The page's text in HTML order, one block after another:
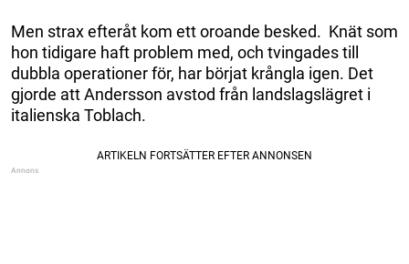
Men strax efteråt kom ett oroande besked. Knät som
hon tidigare haft problem med, och tvingades till
dubbla operationer för, har börjat krångla igen. Det
gjorde att Andersson avstod från landslagslägret i
italienska Toblach.